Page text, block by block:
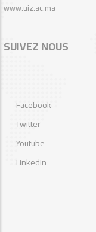
www.uiz.ac.ma
SUIVEZ NOUS
Facebook
Twitter
Youtube
Linkedin